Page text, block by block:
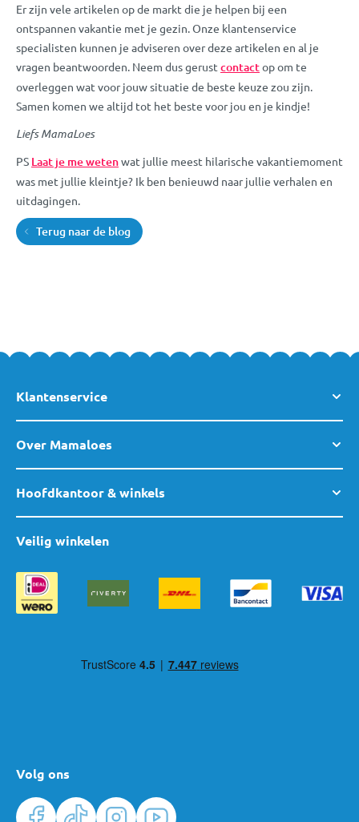
Er zijn vele artikelen op de markt die je helpen bij een
ontspannen vakantie met je gezin. Onze klantenservice
specialisten kunnen je adviseren over deze artikelen en al je
vragen beantwoorden. Neem dus gerust contactop om te
overleggen wat voor jouw situatie de beste keuze zou zijn.
Samen komen we altijd tot het beste voor jou en je kindje!
Liefs MamaLoes
PS Laat je me wetenwat jullie meest hilarische vakantiemoment
was met jullie kleintje? Ik ben benieuwd naar jullie verhalen en
uitdagingen.
Terug naar de blog
Klantenservice
Over Mamaloes
Hoofdkantoor & winkels
Volg ons
Veilig winkelen